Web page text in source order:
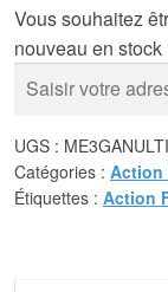
Vous souhaitez
nouveau en stock
UGS :
Catégories : Action
Étiquettes : Action